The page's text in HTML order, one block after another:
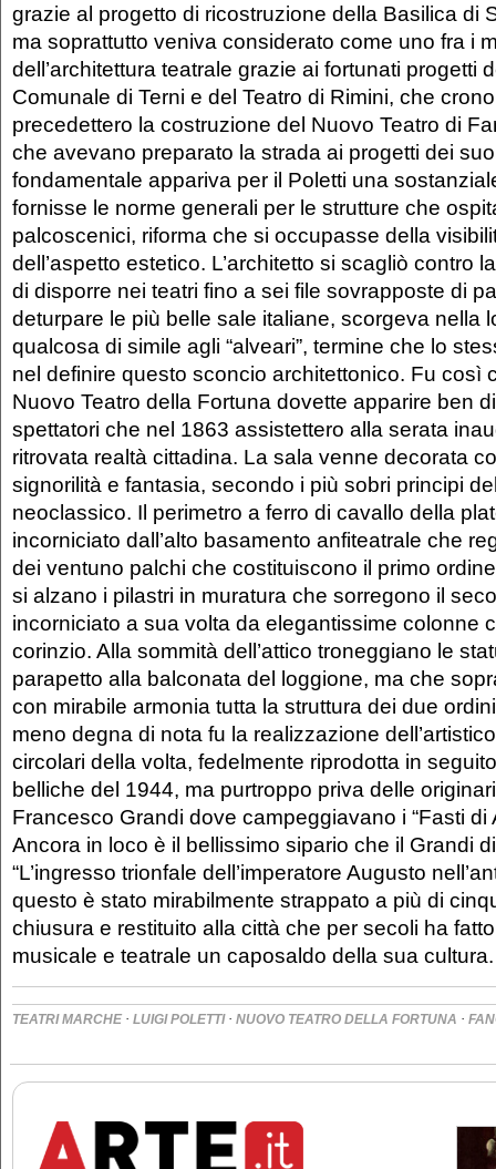
grazie al progetto di ricostruzione della Basilica di
ma soprattutto veniva considerato come uno fra i
dell’architettura teatrale grazie ai fortunati progetti
Comunale di Terni e del Teatro di Rimini, che
precedettero la costruzione del Nuovo Teatro di
che avevano preparato la strada ai progetti dei
fondamentale appariva per il Poletti una
fornisse le norme generali per le strutture che
palcoscenici, riforma che si occupasse della
dell’aspetto estetico. L’architetto si scagliò contro
di disporre nei teatri fino a sei file sovrapposte di
deturpare le più belle sale italiane, scorgeva nella
qualcosa di simile agli “alveari”, termine che lo
nel definire questo sconcio architettonico. Fu così
Nuovo Teatro della Fortuna dovette apparire ben
spettatori che nel 1863 assistettero alla serata
ritrovata realtà cittadina. La sala venne decorata
signorilità e fantasia, secondo i più sobri principi
neoclassico. Il perimetro a ferro di cavallo della
incorniciato dall’alto basamento anfiteatrale che
dei ventuno palchi che costituiscono il primo
si alzano i pilastri in muratura che sorregono il
incorniciato a sua volta da elegantissime colonne
corinzio. Alla sommità dell’attico troneggiano le
parapetto alla balconata del loggione, ma che
con mirabile armonia tutta la struttura dei due
meno degna di nota fu la realizzazione
circolari della volta, fedelmente riprodotta in
belliche del 1944, ma purtroppo priva delle
Francesco Grandi dove campeggiavano i “Fasti di
Ancora in loco è il bellissimo sipario che il Grandi
“L’ingresso trionfale dell’imperatore Augusto
questo è stato mirabilmente strappato a più di
chiusura e restituito alla città che per secoli ha
musicale e teatrale un caposaldo della sua cultura.
TEATRI MARCHE · LUIGI POLETTI· NUOVO TEATRO DELLA FORTUNA ·